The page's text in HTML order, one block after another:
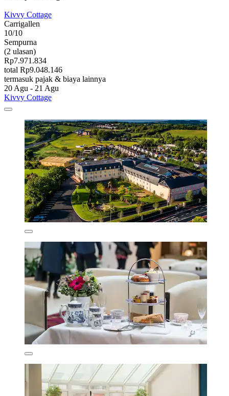
Kivvy Cottage
Carrigallen
10/10
Sempurna
(2 ulasan)
Rp7.971.834
total Rp9.048.146
termasuk pajak & biaya lainnya
20 Agu - 21 Agu
Kivvy Cottage